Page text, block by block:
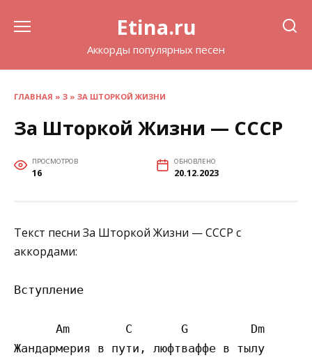
Etina.ru
Аккорды популярных песен
ГЛАВНАЯ » З » ЗА ШТОРКОЙ ЖИЗНИ
За Шторкой Жизни — СССР
ПРОСМОТРОВ
16
ОБНОВЛЕНО
20.12.2023
Текст песни За Шторкой Жизни — СССР с
аккордами:
Вступление
      Am        C       G         Dm
Жандармерия в пути, люфтваффе в тылу